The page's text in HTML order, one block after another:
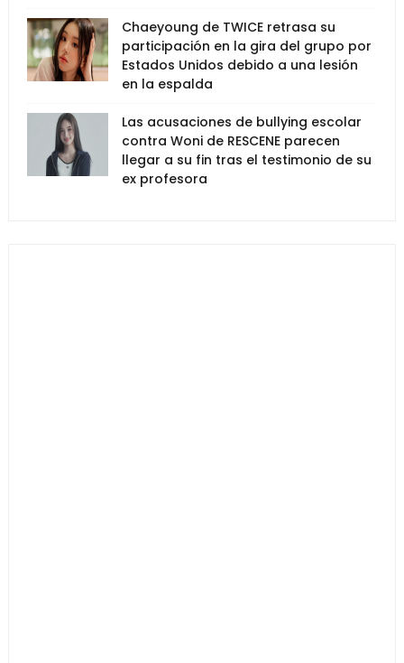
Chaeyoung de TWICE retrasa su
participación en la gira del grupo por
Estados Unidos debido a una lesión
en la espalda
Las acusaciones de bullying escolar
contra Woni de RESCENE parecen
llegar a su fin tras el testimonio de su
ex profesora